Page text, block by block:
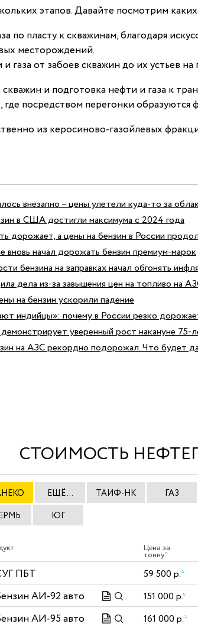
этапов. Давайте посмотрим каких.
по пласту к скважинам, благодаря
месторождений.
газа от забоев скважин до их устьев
и подготовка нефти и газа к
посредством перегонки
из керосиново-газойлевых
внезапно – цены улетели куда-то за
в США достигли максимума с 2024 года
дорожает, а цены на бензин в России
вновь начал дорожать бензин премиум-марок
бензина на заправках начал обгонять
дела из-за завышения цен на топливо на
на бензин ускорили падение
индийцы»: почему в России резко
уверенный рост накануне 75-
на АЗС рекордно подорожал. Что будет
СТОИМОСТЬ
ЕЩЁ ... ТАИФ-НК ГАЗ
ЮГ
Цена за
тонну*
ПБТ 59 500 р.*
АИ-92 авто 151 000 р.*
АИ-95 авто 161 000 р.*